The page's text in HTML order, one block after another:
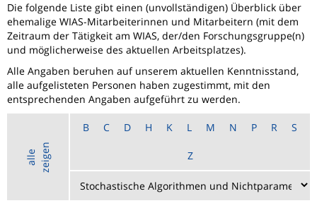
Die folgende Liste gibt einen (unvollständigen) Überblick über
ehemalige WIAS-Mitarbeiterinnen und Mitarbeitern (mit dem
Zeitraum der Tätigkeit am WIAS, der/den Forschungsgruppe(n)
und möglicherweise des aktuellen Arbeitsplatzes).
Alle Angaben beruhen auf unserem aktuellen Kenntnisstand,
alle aufgelisteten Personen haben zugestimmt, mit den
entsprechenden Angaben aufgeführt zu werden.
a
l
l
e
z
e
i
g
e n
B C D H K L M N P R S
Z